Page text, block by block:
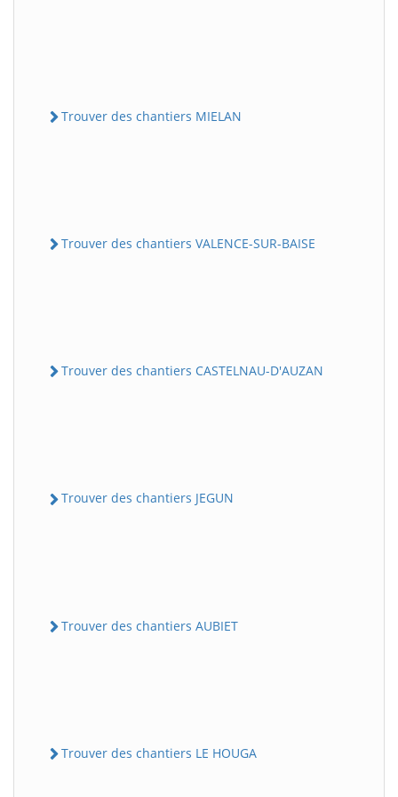
Trouver des chantiers MIELAN
Trouver des chantiers VALENCE-SUR-BAISE
Trouver des chantiers CASTELNAU-D'AUZAN
Trouver des chantiers JEGUN
Trouver des chantiers AUBIET
Trouver des chantiers LE HOUGA